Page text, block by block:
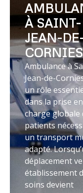
À SAINT-
JEAN-
CORNIES
Ambulance à
Jean-de-
un rôle
dans la prise en
charge globale
patients
un transport
adapté.
déplacement
établissement
soins devient